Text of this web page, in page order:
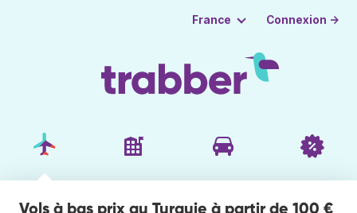
France Connexion →
Vols à bas prix au Turquie à partir de 100 €